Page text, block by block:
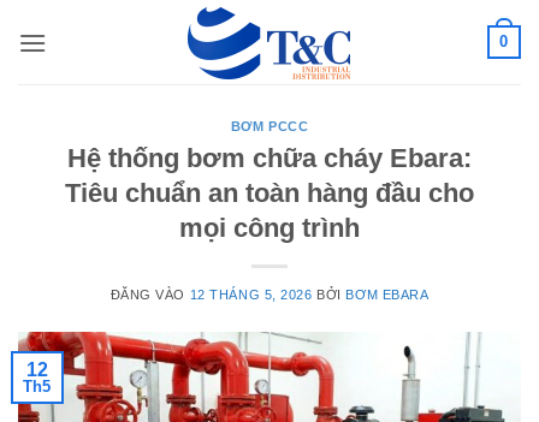
qua
0
BƠM PCCC
Hệ thống bơm chữa cháy Ebara:
Tiêu chuẩn an toàn hàng đầu cho
mọi công trình
ĐĂNG VÀO 12 THÁNG 5, 2026 BỞI BƠM EBARA
12
Th5